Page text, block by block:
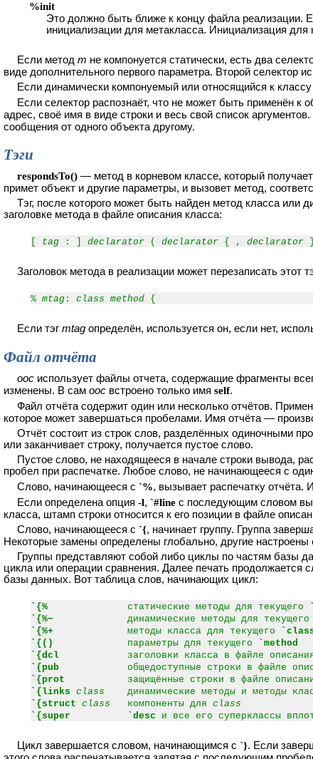
%init
Это должно быть ближе к концу файла реализации.
инициализации для метакласса. Инициализация для
Если метод m не компонуется статически, есть два
виде дополнительного первого параметра. Второй селектор
Если динамически компонуемый или относящийся к
Если селектор распознаёт, что не может быть применён к
адрес, своё имя в виде строки и весь свой список аргументов.
сообщения от одного объекта другому.
Тэги
respondsTo() — метод в корневом классе, который
примет объект и другие параметры, и вызовет метод,
Тэг, после которого может быть найден метод класса
заголовке метода в файле описания класса:
tag : ] declarator ( declarator { , declarator
Заголовок метода в реализации может перезаписать этот
% mtag : class method {
Если тэг mtag определён, используется он, если нет,
Файл отчёта
ooc использует файлы отчета, содержащие фрагменты
изменены. В сам ooc встроено только имя self.
Файл отчёта содержит один или несколько отчётов.
которое может завершаться пробелами. Имя отчёта —
Отчёт состоит из строк слов, разделённых одиночными
или заканчивает строку, получается пустое слово.
Пустое слово, не находящееся в начале строки вывода,
пробел при распечатке. Любое слово, не начинающееся с
Слово, начинающееся с `%, вызывает распечатку отчёта.
Если определена опция -l, `#line с последующим словом
класса, штамп строки относится к его позиции в файле
Слово, начинающееся с `{, начинает группу. Группа
Некоторые замены определены глобально, другие
Группы представляют собой либо циклы по частям базы
цикла или операции сравнения. Далее печать
базы данных. Вот таблица слов, начинающих цикл:
`{% статические методы для текущего
`{%− динамические методы для текущего
`{%+ методы класса для текущего
`{()
параметры для текущего
`method
`{dcl заголовки класса в файле
`{pub общедоступные строки в файле
`{prot защищённые строки в файле
`{links class динамические методы и методы
`{struct class компоненты для class
`{super
`desc и все его суперклассы
Цикл завершается словом, начинающимся с `}. Если